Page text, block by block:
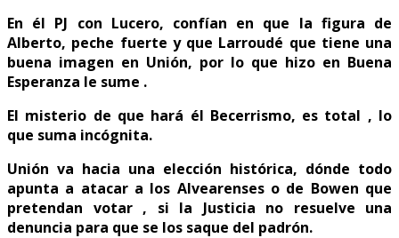
En él PJ con Lucero, confían en que la figura de
Alberto, peche fuerte y que Larroudé que tiene una
buena imagen en Unión, por lo que hizo en Buena
Esperanza le sume .
El misterio de que hará él Becerrismo, es total , lo
que suma incógnita.
Unión va hacia una elección histórica, dónde todo
apunta a atacar a los Alvearenses o de Bowen que
pretendan votar , si la Justicia no resuelve una
denuncia para que se los saque del padrón.